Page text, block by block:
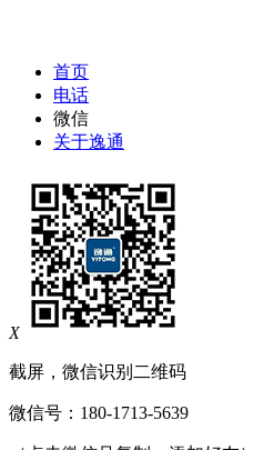
首页
电话
微信
关于逸通
X
截屏，微信识别二维码
微信号： 180-1713-5639